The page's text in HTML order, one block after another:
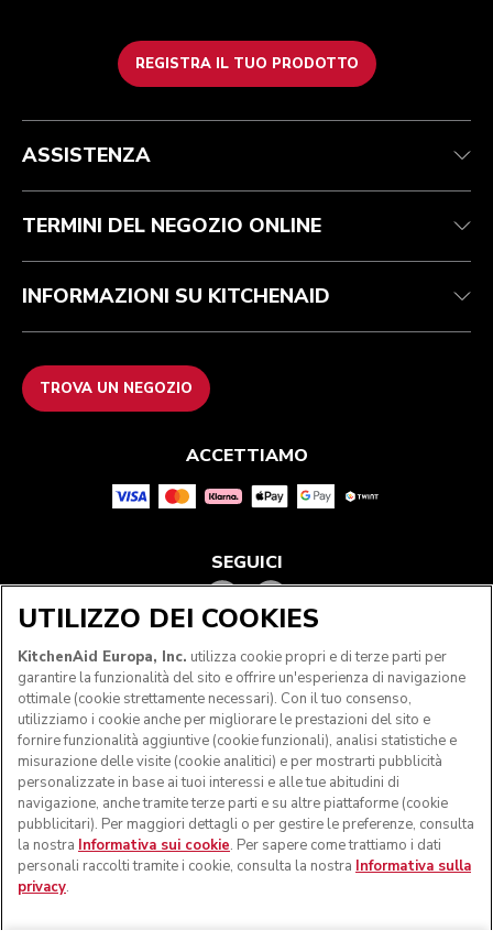
REGISTRA IL TUO PRODOTTO
Assistenza clienti
Garanzia e documentazione
Contattaci
Termini e condizioni
Resi e rimborsi
Imprint
ODR
Per il marchio
Trova un negozio
ASSISTENZA
TERMINI DEL NEGOZIO ONLINE
INFORMAZIONI SU KITCHENAID
TROVA UN NEGOZIO
ACCETTIAMO
SEGUICI
© KitchenAid 2026 - Tutti i diritti riservati. KitchenAid e il
design della planetaria sono marchi commerciali negli Stati
Uniti e altrove.
UTILIZZO DEI COOKIES
KitchenAid Europa, Inc. utilizza cookie propri e di terze parti per
garantire la funzionalità del sito e offrire un'esperienza di navigazione
ottimale (cookie strettamente necessari). Con il tuo consenso,
utilizziamo i cookie anche per migliorare le prestazioni del sito e
fornire funzionalità aggiuntive (cookie funzionali), analisi statistiche e
misurazione delle visite (cookie analitici) e per mostrarti pubblicità
personalizzate in base ai tuoi interessi e alle tue abitudini di
navigazione, anche tramite terze parti e su altre piattaforme (cookie
pubblicitari). Per maggiori dettagli o per gestire le preferenze, consulta
la nostra Informativa sui cookie. Per sapere come trattiamo i dati
personali raccolti tramite i cookie, consulta la nostra Informativa sulla
privacy.